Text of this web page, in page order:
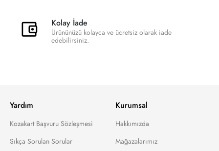
Kolay İade
Ürününüzü kolayca ve ücretsiz olarak iade
edebilirsiniz.
Yardım
Kozakart Başvuru Sözleşmesi
Sıkça Sorulan Sorular
Kurumsal
Hakkımızda
Mağazalarımız